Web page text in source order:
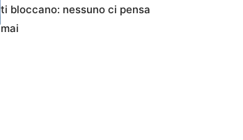
ti bloccano: nessuno ci pensa
mai